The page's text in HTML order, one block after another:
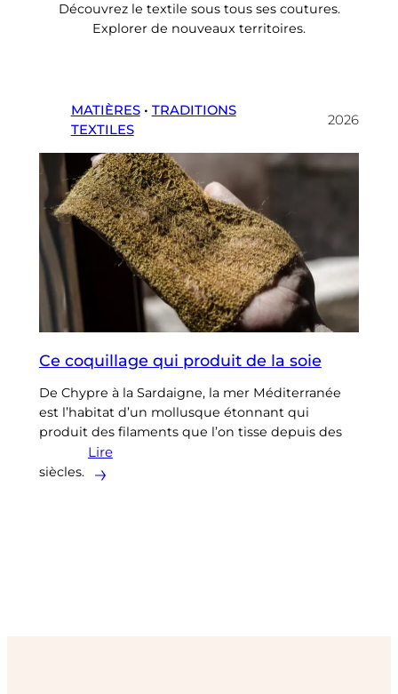
Découvrez le textile sous tous ses coutures.
Explorer de nouveaux territoires.
MATIÈRES • TRADITIONS
TEXTILES
2026
Ce coquillage qui produit de la soie
De Chypre à la Sardaigne, la mer Méditerranée
est l’habitat d’un mollusque étonnant qui
produit des filaments que l’on tisse depuis des
siècles.
Lire